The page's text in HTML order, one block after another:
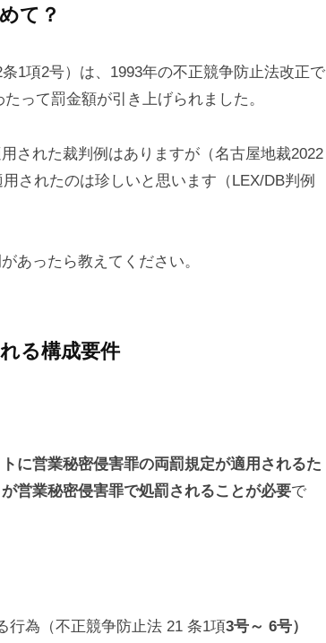
て？
1項2号）は、1993年の不正競争防止法改正で
って罰金額が引き上げられました。
された裁判例はありますが（名古屋地裁2022
されたのは珍しいと思います（LEX/DB判例
あったら教えてください。
る構成要件
に営業秘密侵害罪の両罰規定が適用されるた
営業秘密侵害罪で処罰されることが必要で
行為（不正競争防止法 21 条1項3号～ 6号）